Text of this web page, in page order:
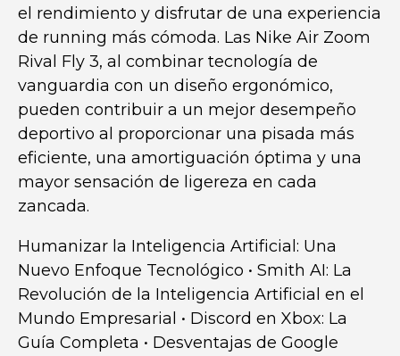
el rendimiento y disfrutar de una experiencia
de running más cómoda. Las Nike Air Zoom
Rival Fly 3, al combinar tecnología de
vanguardia con un diseño ergonómico,
pueden contribuir a un mejor desempeño
deportivo al proporcionar una pisada más
eficiente, una amortiguación óptima y una
mayor sensación de ligereza en cada
zancada.
Humanizar la Inteligencia Artificial: Una
Nuevo Enfoque Tecnológico • Smith AI: La
Revolución de la Inteligencia Artificial en el
Mundo Empresarial • Discord en Xbox: La
Guía Completa • Desventajas de Google